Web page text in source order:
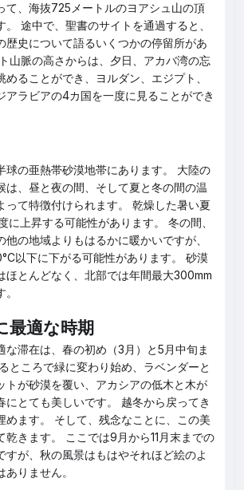
て、海抜725メートルのヨアシュ山の頂
。 途中で、聖書のサイトを通過すると、
歴史について語るいくつかの停留所があ
山脈の高さからは、夕日、アカバ湾の忘
ることができ、ヨルダン、エジプト、
アラビアの4カ国を一度に見ることができ
球の亜熱帯砂漠地帯にあります。 大陸の
は、昼と夜の間、そして夏と冬の間の温
って特徴付けられます。 乾燥した暑い夏
に上昇する可能性があります。 冬の間、
他の地域よりもはるかに暖かいですが、
以下に下がる可能性があります。 砂漠
ほとんどなく、北部では年間最大300mm
最適な時期
な滞在は、春の初め（3月）と5月中旬ま
ところで緑に変わり始め、ラベンダーと
トが砂漠を覆い、アカシアの低木と木が
にとても美しいです。 越冬から戻ってき
めます。 そして、残念なことに、この美
乾きます。 ここでは9月から11月末までの
すが、秋の風景はもはやそれほど絵のよ
りません。